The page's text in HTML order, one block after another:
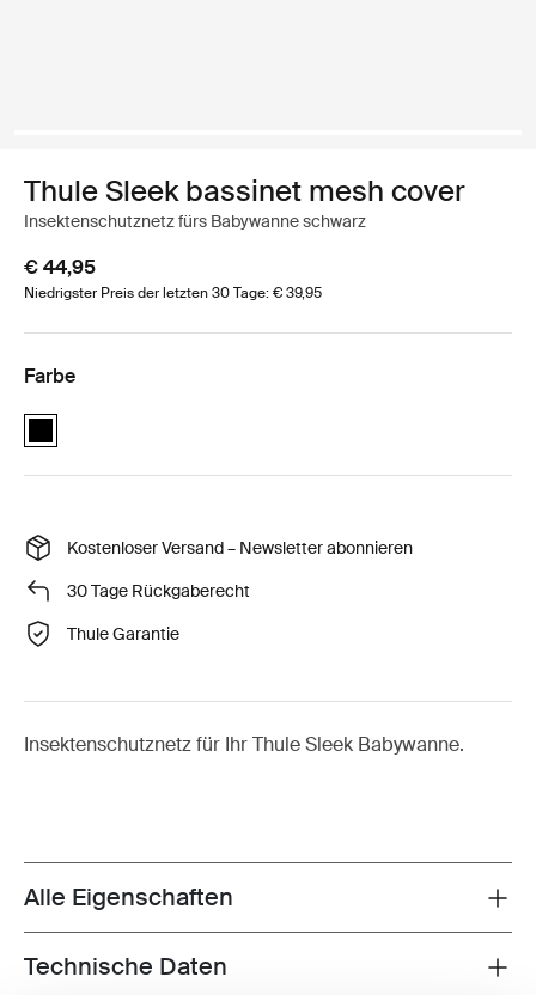
Thule Sleek bassinet mesh cover
Insektenschutznetz fürs Babywanne schwarz
€ 44,95
Niedrigster Preis der letzten 30 Tage: € 39,95
Farbe
Thule Sleek bassinet mesh cover Schwarz (selected)
Kostenloser Versand – Newsletter abonnieren
30 Tage Rückgaberecht
Thule Garantie
Insektenschutznetz für Ihr Thule Sleek Babywanne.
Toggle features
Alle Eigenschaften
Toggle techspec
Technische Daten